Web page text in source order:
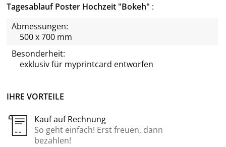
IHRE VORTEILE
Kauf auf Rechnung
So geht einfach! Erst freuen, dann
bezahlen!
Tagesablauf Poster Hochzeit "Bokeh"
Abmessungen:
500 x 700 mm
Besonderheit:
exklusiv für myprintcard entworfen